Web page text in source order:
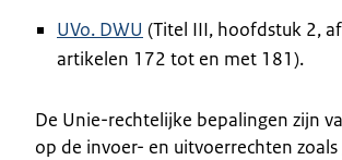
UVo. DWU (Titel III, hoofdstuk 2,
artikelen 172 tot en met 181).
De Unie-rechtelijke bepalingen zijn
op de invoer- en uitvoerrechten